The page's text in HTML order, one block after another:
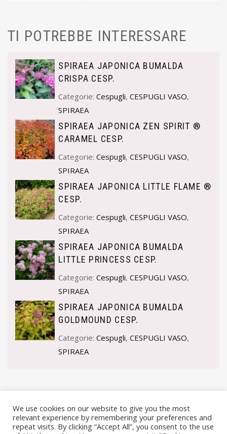
TI POTREBBE INTERESSARE
SPIRAEA JAPONICA BUMALDA
CRISPA CESP.
Categorie:Cespugli,CESPUGLI VASO,
SPIRAEA
SPIRAEA JAPONICA ZEN SPIRIT ®
CARAMEL CESP.
Categorie:Cespugli,CESPUGLI VASO,
SPIRAEA
SPIRAEA JAPONICA LITTLE FLAME ®
CESP.
Categorie:Cespugli,CESPUGLI VASO,
SPIRAEA
SPIRAEA JAPONICA BUMALDA
LITTLE PRINCESS CESP.
Categorie:Cespugli,CESPUGLI VASO,
SPIRAEA
SPIRAEA JAPONICA BUMALDA
GOLDMOUND CESP.
Categorie:Cespugli,CESPUGLI VASO,
SPIRAEA
We use cookies on our website to give you the most
relevant experience by remembering your preferences and
repeat visits. By clicking “Accept All”, you consent to the use